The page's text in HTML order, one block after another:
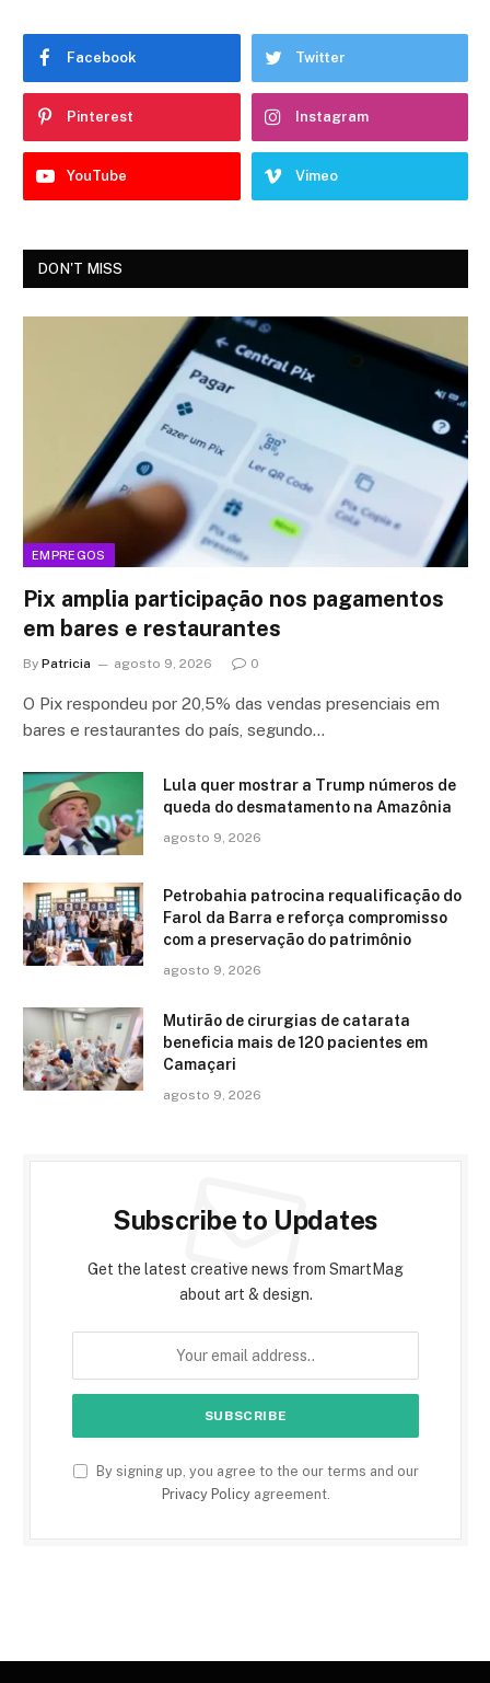
Facebook Twitter
Pinterest Instagram
YouTube Vimeo
DON'T MISS
EMPREGOS
Pix amplia participação nos pagamentos
em bares e restaurantes
By Patricia agosto 9, 2026 0
O Pix respondeu por 20,5% das vendas presenciais em
bares e restaurantes do país, segundo…
Lula quer mostrar a Trump números de
queda do desmatamento na Amazônia
agosto 9, 2026
Petrobahia patrocina requalificação do
Farol da Barra e reforça compromisso
com a preservação do patrimônio
agosto 9, 2026
Mutirão de cirurgias de catarata
beneficia mais de 120 pacientes em
Camaçari
agosto 9, 2026
Subscribe to Updates
Get the latest creative news from SmartMag
about art & design.
By signing up, you agree to the our terms and our
Privacy Policyagreement.